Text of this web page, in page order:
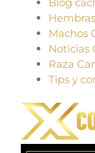
Machos
Noticias
Raza
Tips y